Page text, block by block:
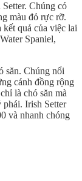
Chúng có
màu đỏ rực rỡ.
quả của việc lai
Spaniel,
săn. Chúng nổi
cánh đồng rộng
là chó săn mà
Irish Setter
và nhanh chóng